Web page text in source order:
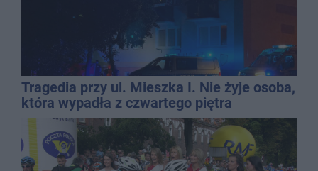
Tragedia przy ul. Mieszka I. Nie żyje osoba,
która wypadła z czwartego piętra